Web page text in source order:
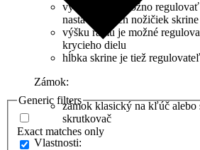
Generic filters
Exact matches only
výšku skrine možno regulovať
nastaviteľných nožičiek skrine
výšku rámu je možné
krycieho dielu
hĺbka skrine je tiež
Zámok:
zámok klasický na kľúč alebo
skrutkovač
Vlastnosti: